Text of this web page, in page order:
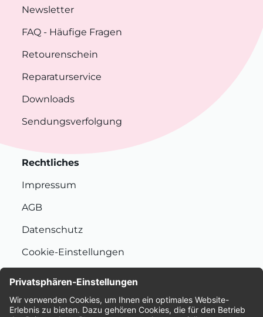
Newsletter
FAQ - Häufige Fragen
Retourenschein
Reparaturservice
Downloads
Sendungsverfolgung
Rechtliches
Impressum
AGB
Datenschutz
Cookie-Einstellungen